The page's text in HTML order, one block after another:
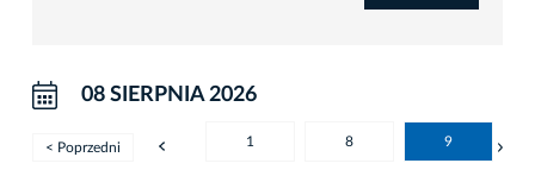
08 SIERPNIA 2026
< Poprzedni 1 8 9